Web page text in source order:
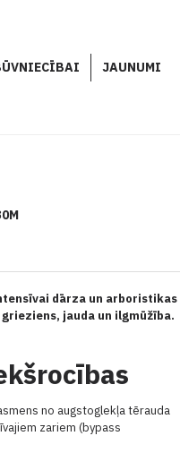
JAUNUMI
dārza un arboristikas
jauda un ilgmūžība.
no augstoglekļa tērauda
zariem (bypass